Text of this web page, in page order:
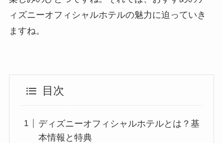
ィズニーオフィシャルホテルの魅力に迫っていき
ますね。
目次
ディズニーオフィシャルホテルとは？基
本情報と特典